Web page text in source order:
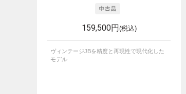
159,500円 (税込)
ヴィンテージJBを精度と再現性で現代化した
モデル